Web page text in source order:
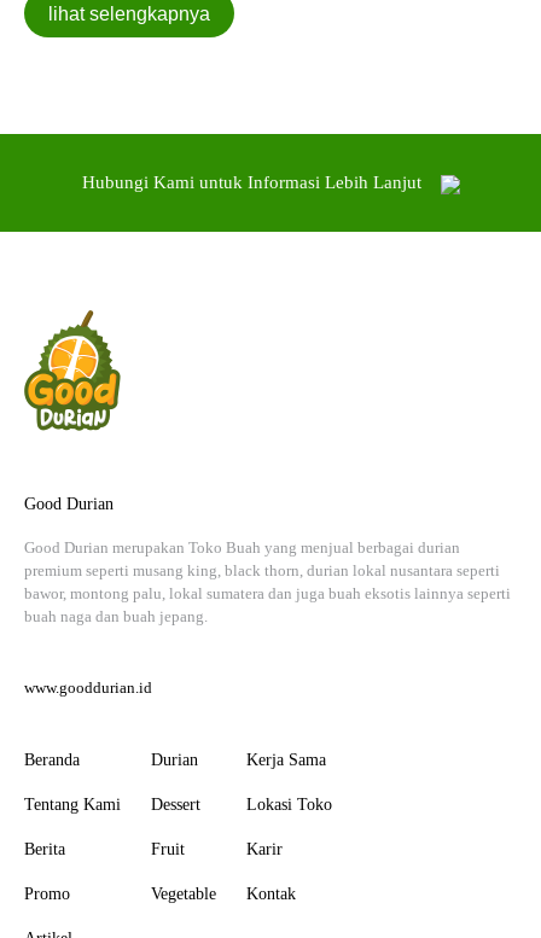
Hubungi Kami untuk Informasi Lebih Lanjut
Good Durian
Good Durian merupakan Toko Buah yang menjual berbagai durian
premium seperti musang king, black thorn, durian lokal nusantara seperti
bawor, montong palu, lokal sumatera dan juga buah eksotis lainnya seperti
buah naga dan buah jepang.
www.gooddurian.id
Beranda
Tentang Kami
Berita
Promo
Durian
Dessert
Fruit
Vegetable
Kerja Sama
Lokasi Toko
Karir
Kontak